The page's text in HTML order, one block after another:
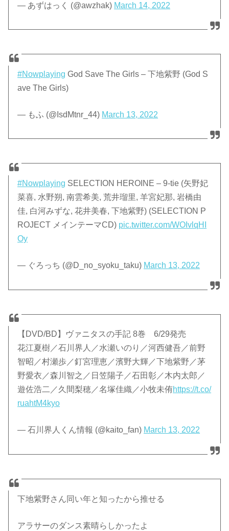
— あずはっく (@awzhak) March 14, 2022
#Nowplaying God Save The Girls – 下地紫野 (God S
ave The Girls)
— もふ (@IsdMtnr_44) March 13, 2022
#Nowplaying SELECTION HEROINE – 9-tie (矢野妃
菜喜, 水野朔, 南雲希美, 荒井瑠里, 羊宮妃那, 岩橋由
佳, 白河みずな, 花井美春, 下地紫野) (SELECTION P
ROJECT メインテーマCD) pic.twitter.com/WOIvlqHI
Oy
— ぐろっち (@D_no_syoku_taku) March 13, 2022
【DVD/BD】ヴァニタスの手記 8巻 6/29発売
花江夏樹／石川界人／水瀬いのり／河西健吾／前野
智昭／村瀬歩／釘宮理恵／濱野大輝／下地紫野／茅
野愛衣／森川智之／日笠陽子／石田彰／木内太郎／
遊佐浩二／久間梨穂／名塚佳織／小牧未侑https://t.co/
ruahtM4kyo
— 石川界人くん情報 (@kaito_fan) March 13, 2022
下地紫野さん同い年と知ったから推せる
アラサーのダンス素晴らしかったよ